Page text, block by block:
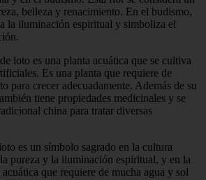
belleza y renacimiento. En el budismo,
la iluminación espiritual y simboliza el
loto es una planta acuática que se cultiva
Es una planta que requiere de
para crecer adecuadamente. Además de su
tiene propiedades medicinales y se
china para tratar diversas
es un símbolo sagrado en la cultura
pureza y la iluminación espiritual, y en la
que requiere de mucha agua y sol